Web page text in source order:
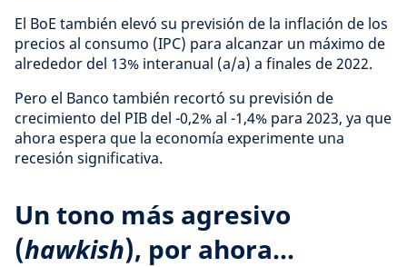
El BoE también elevó su previsión de la inflación de los
precios al consumo (IPC) para alcanzar un máximo de
alrededor del 13% interanual (a/a) a finales de 2022.
Pero el Banco también recortó su previsión de
crecimiento del PIB del -0,2% al -1,4% para 2023, ya que
ahora espera que la economía experimente una
recesión significativa.
Un tono más agresivo
(hawkish), por ahora...